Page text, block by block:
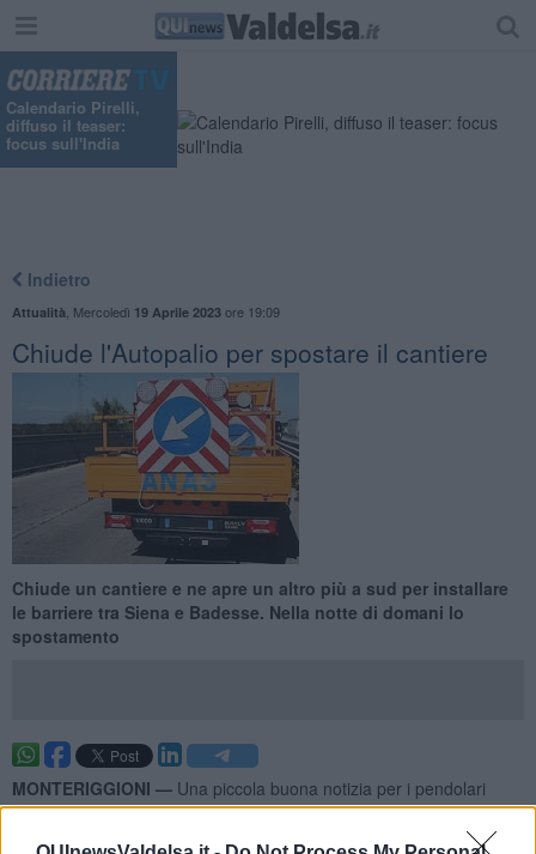
Calendario Pirelli,
diffuso il teaser:
focus sull'India
Indietro
Attualità Mercoledì 19 Aprile 2023ore 19:09
Chiude l'Autopalio per spostare il cantiere
Chiude un cantiere e ne apre un altro più a sud per installare
le barriere tra Siena e Badesse. Nella notte di domani lo
spostamento
MONTERIGGIONI — Una piccola buona notizia per i pendolari
della superstrada Siena Firenze. Sul raccordo autostradale,dalle
21 di domani, giovedì 20 aprile, alle 6 del giorno successivo